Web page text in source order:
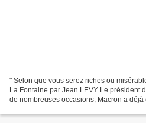
" Selon que vous serez riches ou
La Fontaine par Jean LEVY Le président
de nombreuses occasions, Macron a